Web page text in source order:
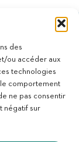
des
ou accéder aux
technologies
comportement
ne pas consentir
négatif sur